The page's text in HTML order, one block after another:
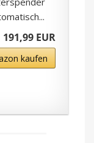
191,99 EUR
kaufen